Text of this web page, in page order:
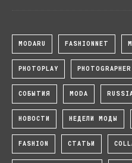
MODARU FASHIONNET
PHOTOPLAY PHOTOGRAPHER
СОБЫТИЯ MODA
НОВОСТИ НЕДЕЛИ МОДЫ
FASHION СТАТЬИ